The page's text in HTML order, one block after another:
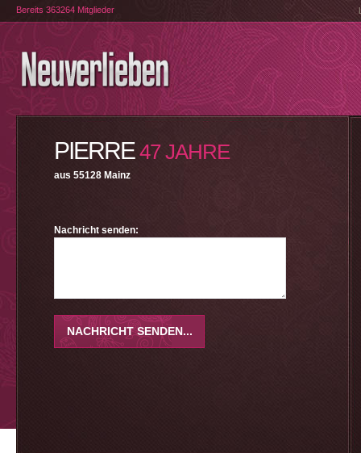
Bereits 363264 Mitglieder
PIERRE47 JAHRE
aus 55128 Mainz
Nachricht senden: